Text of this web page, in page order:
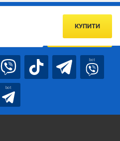
КУПИТИ
першим про акції та пропозиції
ПІДПИСАТИСЯ
bot
bot